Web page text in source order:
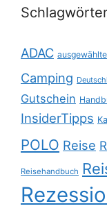
Schlagwörter
ADAC ausgewählte
Camping
Gutschein
InsiderTipps
POLO Reise
Reisehandbuch